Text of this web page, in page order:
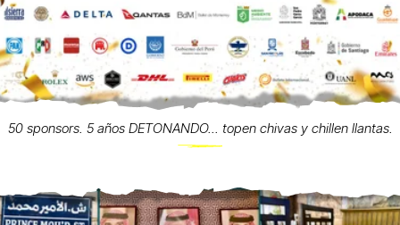
50 sponsors. 5 años DETONANDO... topen chivas y chillen llantas.